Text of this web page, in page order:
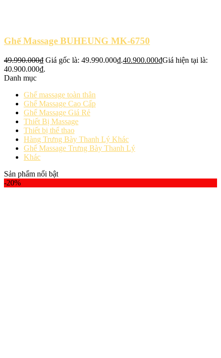
Ghế Massage BUHEUNG MK-6750
49.990.000₫ Giá gốc là: 49.990.000₫.40.900.000₫Giá hiện tại là:
40.900.000₫.
Danh mục
Ghế massage toàn thân
Ghế Massage Cao Cấp
Ghế Massage Giá Rẻ
Thiết Bị Massage
Thiết bị thể thao
Hàng Trưng Bày Thanh Lý Khác
Ghế Massage Trưng Bày Thanh Lý
Khác
Sản phẩm nổi bật
-20%